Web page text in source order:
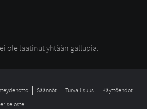
ole laatinut yhtään gallupia.
Säännöt Turvallisuus
Käyttöehdot